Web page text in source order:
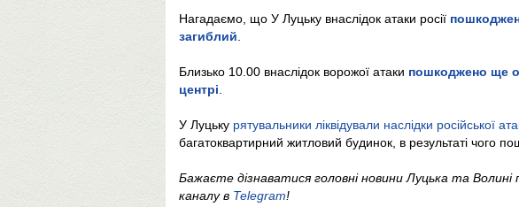
Нагадаємо, що У Луцьку внаслідок атаки росії
загиблий
Близько 10.00 внаслідок ворожої атаки пошкоджено ще
центрі
У Луцьку рятувальники ліквідували наслідки російської
багатоквартирний житловий будинок, в результаті чого
Бажаєте дізнаватися головні новини Луцька та
каналу в Telegram!